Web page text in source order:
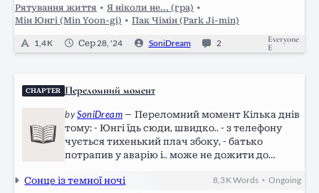
Рятування життя • Я ніколи не... (гра) •
Мін Юнгі (Min Yoon-gi) • Пак Чімін (Park Ji-min)
1,4 K Сер 28, '24 SoniDream 2
Everyone
E
CHAPTER Переломний момент
bySoniDream — Переломний момент Кілька днів
тому: - Юнгі їдь сюди, швидко.. - з телефону
чується тихенький плач збоку, - батько
потрапив у аварію і.. може не дожити до
родину, але почувши на фоні плач своєї
Сонце із темної ночі 8,3 KWords •Ongoing